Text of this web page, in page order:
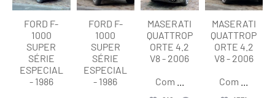
FORD F-
1000
SUPER
SÉRIE
ESPECIAL
- 1986
FORD F-
1000
SUPER
SÉRIE
ESPECIAL
- 1986
MASERATI
QUATTROP
ORTE 4.2
V8 - 2006
Com
MASERATI
QUATTROP
ORTE 4.2
V8 - 2006
Com